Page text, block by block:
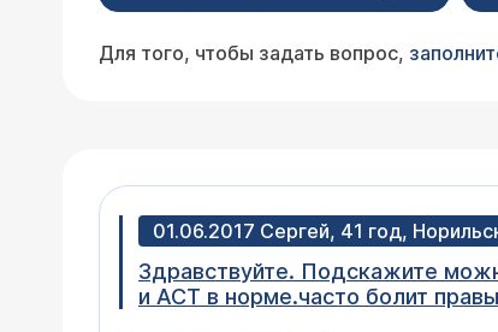
Для того, чтобы задать вопрос,
01.06.2017 Сергей, 41 год,
Здравствуйте. Подскажите
и АСТ в норме.часто болит